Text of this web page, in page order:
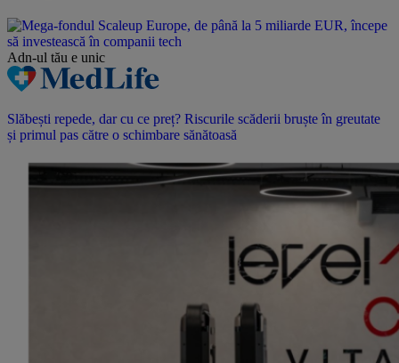
Adn-ul tău e unic
Slăbești repede, dar cu ce preț? Riscurile scăderii bruște în greutate
și primul pas către o schimbare sănătoasă